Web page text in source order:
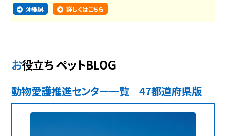
沖縄県 詳しくはこちら
お役立ち ペットBLOG
動物愛護推進センター一覧 47都道府県版